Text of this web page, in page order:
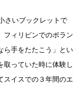
さいブックレットで
フィリピンでのボラン
ら手をたたこう」とい
取っていた時に体験し
スイスでの３年間のエ